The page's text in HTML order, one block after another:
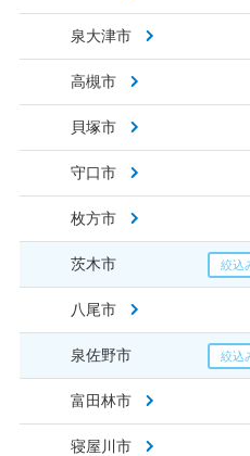
泉大津市
高槻市
貝塚市
守口市
枚方市
茨木市
八尾市
泉佐野市
富田林市
寝屋川市